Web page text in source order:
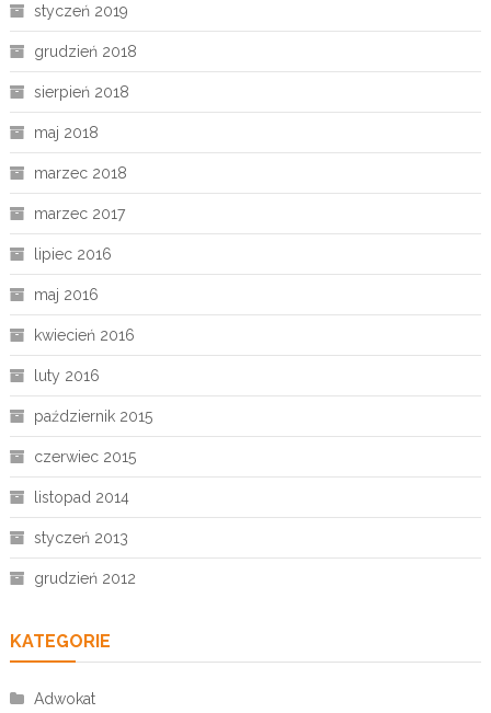
styczeń 2019
grudzień 2018
sierpień 2018
maj 2018
marzec 2018
marzec 2017
lipiec 2016
maj 2016
kwiecień 2016
luty 2016
październik 2015
czerwiec 2015
listopad 2014
styczeń 2013
grudzień 2012
KATEGORIE
Adwokat